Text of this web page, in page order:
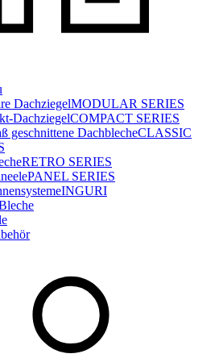
DachziegelMODULAR SERIES
DachziegelCOMPACT SERIES
geschnittene DachblecheCLASSIC
RETRO SERIES
PANEL SERIES
INGURI